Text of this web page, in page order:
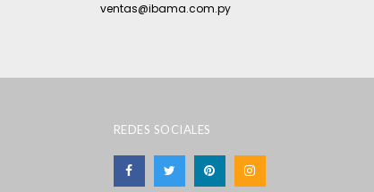
ventas@ibama.com.py
REDES SOCIALES